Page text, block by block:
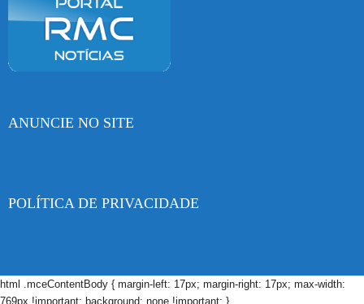
ANUNCIE NO SITE
POLÍTICA DE PRIVACIDADE
html .mceContentBody { margin-left: 17px; margin-right: 17px; max-width:
769px !important; background: none !important; }